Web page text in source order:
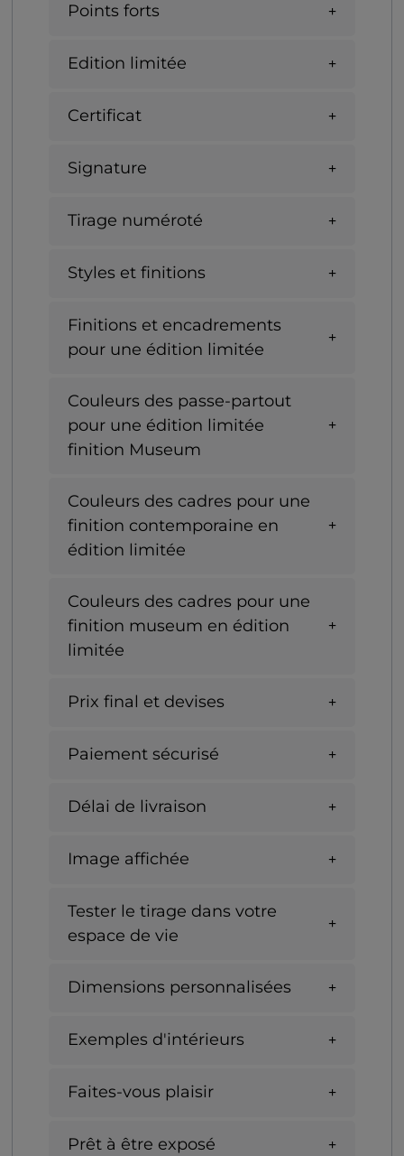
Points forts
Edition limitée
Certificat
Signature
Tirage numéroté
Styles et finitions
Finitions et encadrements
pour une édition limitée
Couleurs des passe-partout
pour une édition limitée
finition Museum
Couleurs des cadres pour une
finition contemporaine en
édition limitée
Couleurs des cadres pour une
finition museum en édition
limitée
Prix final et devises
Paiement sécurisé
Délai de livraison
Image affichée
Tester le tirage dans votre
espace de vie
Dimensions personnalisées
Exemples d'intérieurs
Faites-vous plaisir
Prêt à être exposé